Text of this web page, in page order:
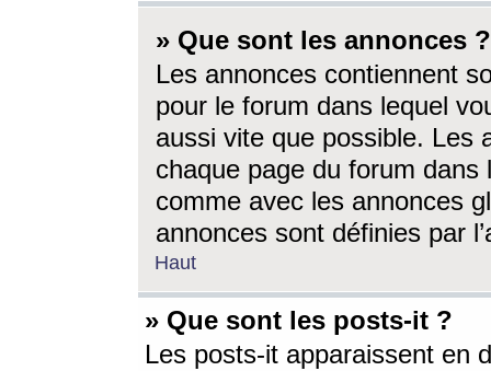
» Que sont les annonces ?
Les annonces contiennent
pour le forum dans lequel
aussi vite que possible. Les
chaque page du forum dans
comme avec les annonces
annonces sont définies par
Haut
» Que sont les posts-it ?
Les posts-it apparaissent en